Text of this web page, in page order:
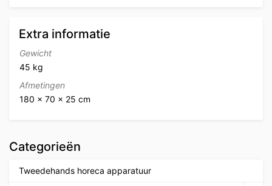
Extra informatie
Gewicht
45 kg
Afmetingen
180 × 70 × 25 cm
Categorieën
Tweedehands horeca apparatuur